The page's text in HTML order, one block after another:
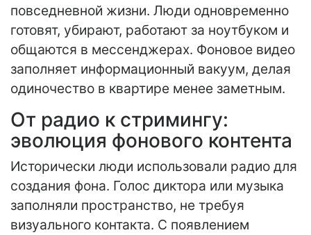
повседневной жизни. Люди одновременно
готовят, убирают, работают за ноутбуком и
общаются в мессенджерах. Фоновое видео
заполняет информационный вакуум, делая
одиночество в квартире менее заметным.
От радио к стримингу:
эволюция фонового контента
Исторически люди использовали радио для
создания фона. Голос диктора или музыка
заполняли пространство, не требуя
визуального контакта. С появлением